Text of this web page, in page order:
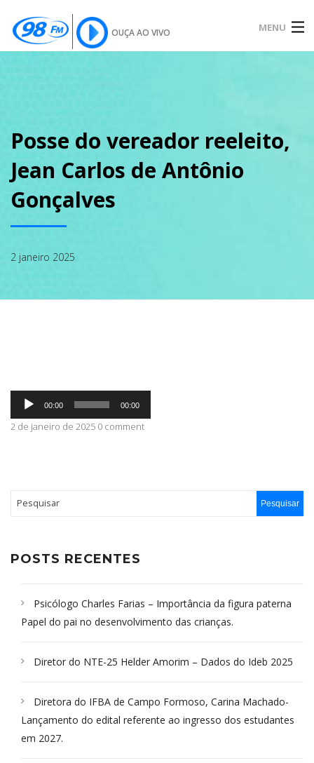
OUÇA AO VIVO MENU
SOBRE
NOTÍCIAS
CONTATO
Posse do vereador reeleito,
Jean Carlos de Antônio
Gonçalves
2 janeiro 2025
Tocador
áudio
00:00 00:00
2 de janeiro de 2025 0 comment
POSTS RECENTES
Psicólogo Charles Farias – Importância da figura paterna
Papel do pai no desenvolvimento das crianças.
Diretor do NTE-25 Helder Amorim – Dados do Ideb 2025
Diretora do IFBA de Campo Formoso, Carina Machado-
Lançamento do edital referente ao ingresso dos estudantes
em 2027.